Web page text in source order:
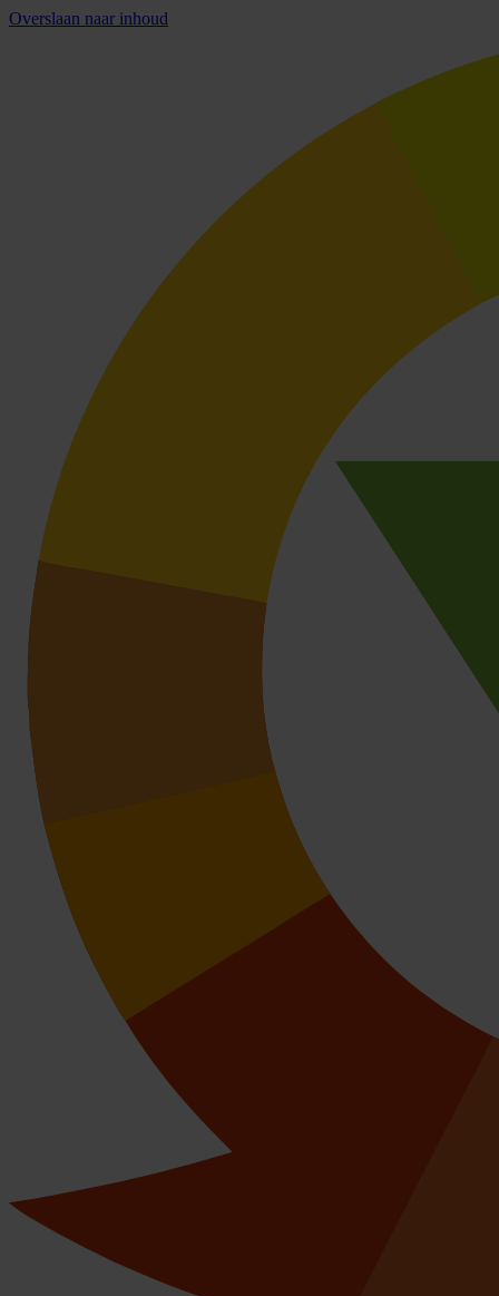
Overslaan naar inhoud